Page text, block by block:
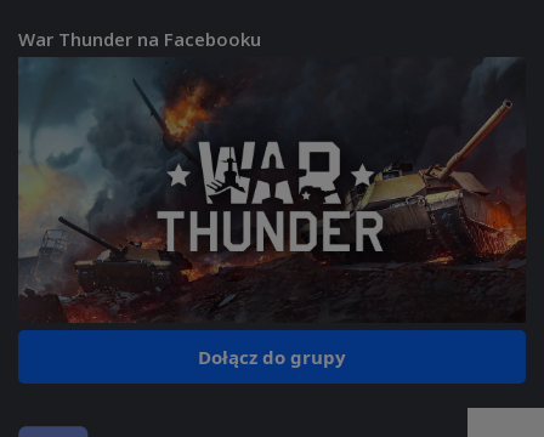
War Thunder na Facebooku
Dołącz do grupy